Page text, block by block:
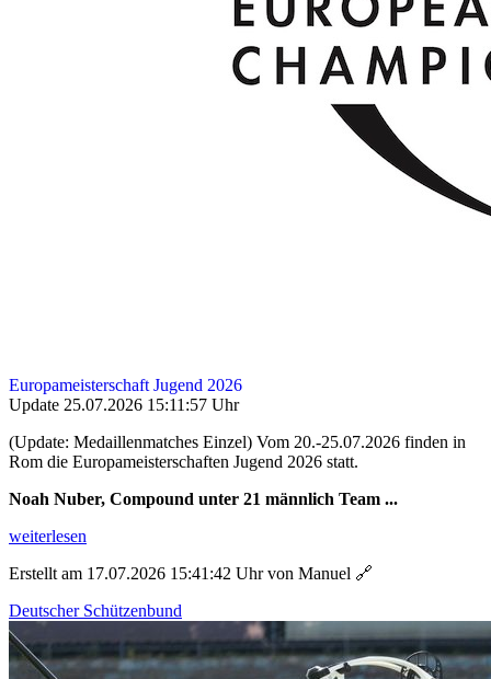
Europameisterschaft Jugend 2026
Update 25.07.2026 15:11:57 Uhr
(Update: Medaillenmatches Einzel) Vom 20.-25.07.2026 finden in
Rom die Europameisterschaften Jugend 2026 statt.
Noah Nuber, Compound unter 21 männlich Team ...
weiterlesen
Erstellt am 17.07.2026 15:41:42 Uhr von Manuel 🔗
Deutscher Schützenbund